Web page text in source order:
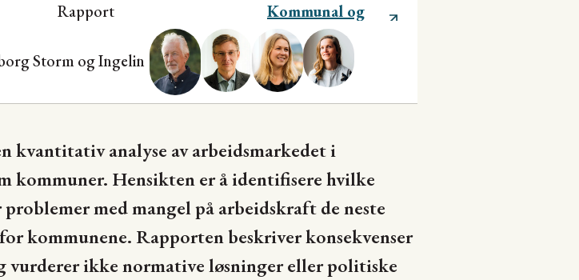
Rapport Kommunal og
regional utvikling
StormogIngelin
kvantitativ analyse av arbeidsmarkedet i
kommuner. Hensikten er å identifisere hvilke
med mangel på arbeidskraft de neste
kommunene. Rapporten beskriver konsekvenser
vurderer ikke normative løsninger eller politiske